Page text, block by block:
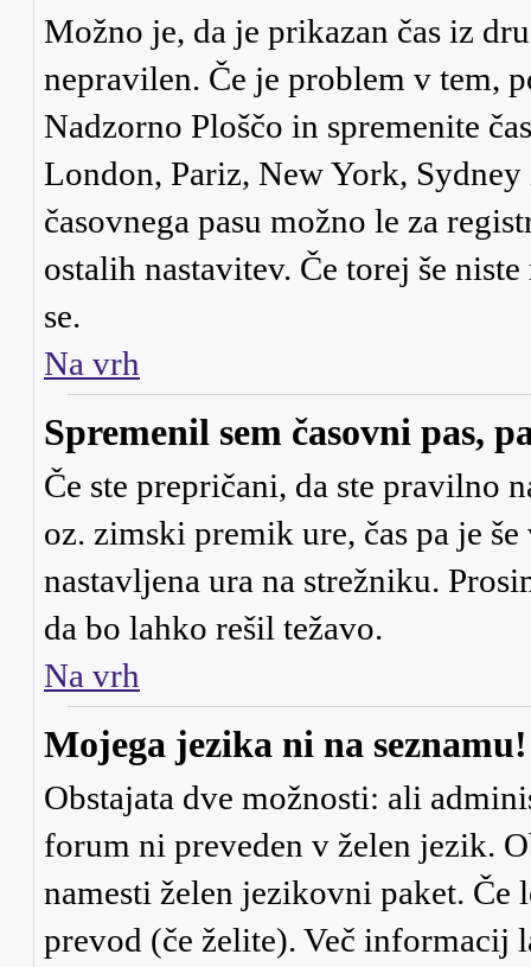
Možno je, da je prikazan čas iz
nepravilen. Če je problem v tem,
Nadzorno Ploščo in spremenite
London, Pariz, New York,
časovnega pasu možno le za
ostalih nastavitev. Če torej še
se.
Na vrh
Spremenil sem časovni pas,
Če ste prepričani, da ste pravilno
oz. zimski premik ure, čas pa je
nastavljena ura na strežniku.
da bo lahko rešil težavo.
Na vrh
Mojega jezika ni na seznamu!
Obstajata dve možnosti: ali
forum ni preveden v želen jezik.
namesti želen jezikovni paket. Če
prevod (če želite). Več informacij